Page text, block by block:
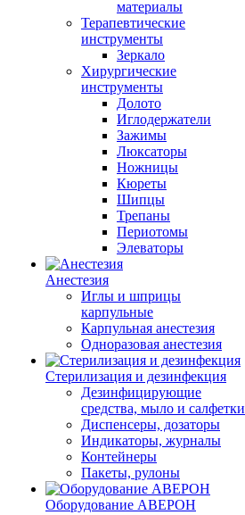
материалы
Терапевтические
инструменты
Зеркало
Хирургические
инструменты
Долото
Иглодержатели
Зажимы
Люксаторы
Ножницы
Кюреты
Шипцы
Трепаны
Периотомы
Элеваторы
Анестезия
Иглы и шприцы
карпульные
Карпульная анестезия
Одноразовая анестезия
Стерилизация и дезинфекция
Дезинфицирующие
средства, мыло и салфетки
Диспенсеры, дозаторы
Индикаторы, журналы
Контейнеры
Пакеты, рулоны
Оборудование АВЕРОН